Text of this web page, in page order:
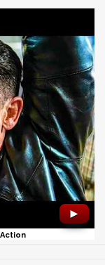
►
Action